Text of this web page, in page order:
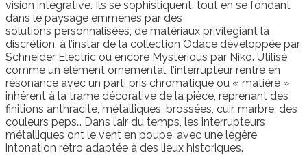
vision intégrative. Ils se sophistiquent, tout en se fondant
dans le paysage emmenés par des
solutions personnalisées, de matériaux privilégiant la
discrétion, à l’instar de la collection Odace développée par
Schneider Electric ou encore Mysterious par Niko. Utilisé
comme un élément ornemental, l’interrupteur rentre en
résonance avec un parti pris chromatique ou « matiéré »
inhérent à la trame décorative de la pièce, reprenant des
finitions anthracite, métalliques, brossées, cuir, marbre, des
couleurs peps… Dans l’air du temps, les interrupteurs
métalliques ont le vent en poupe, avec une légère
intonation rétro adaptée à des lieux historiques.